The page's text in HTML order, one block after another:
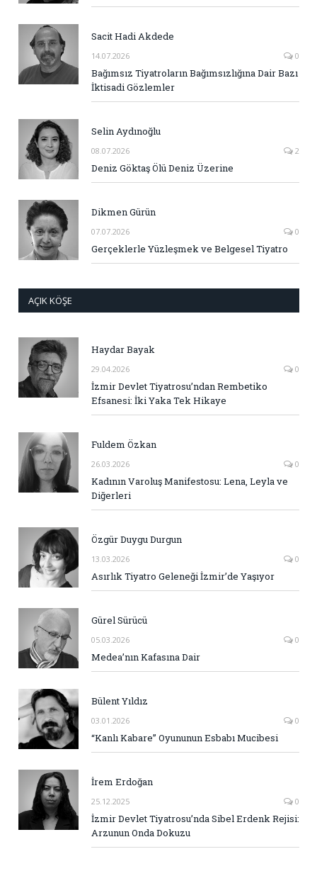
Sacit Hadi Akdede
14.07.2026 0
Bağımsız Tiyatroların Bağımsızlığına Dair Bazı
İktisadi Gözlemler
Selin Aydınoğlu
08.07.2026 2
Deniz Göktaş Ölü Deniz Üzerine
Dikmen Gürün
07.07.2026 0
Gerçeklerle Yüzleşmek ve Belgesel Tiyatro
AÇIK KÖŞE
Haydar Bayak
29.04.2026 0
İzmir Devlet Tiyatrosu’ndan Rembetiko
Efsanesi: İki Yaka Tek Hikaye
Fuldem Özkan
26.03.2026 0
Kadının Varoluş Manifestosu: Lena, Leyla ve
Diğerleri
Özgür Duygu Durgun
13.03.2026 0
Asırlık Tiyatro Geleneği İzmir’de Yaşıyor
Gürel Sürücü
05.03.2026 0
Medea’nın Kafasına Dair
Bülent Yıldız
03.01.2026 0
“Kanlı Kabare” Oyununun Esbabı Mucibesi
İrem Erdoğan
25.12.2025 0
İzmir Devlet Tiyatrosu’nda Sibel Erdenk Rejisi:
Arzunun Onda Dokuzu